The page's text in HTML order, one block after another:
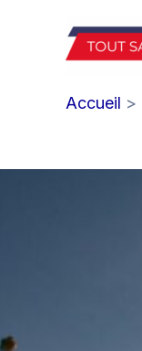
Accueil